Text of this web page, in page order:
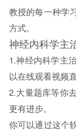
教授的每一种学
方式。
神经内科学主
1.神经内科学主
以在线观看视频
2.大量题库等你
更有进步。
你可以通过这个